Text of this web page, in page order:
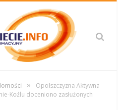
»
Opolszczyzna Aktywna
Koźlu doceniono zasłużonych